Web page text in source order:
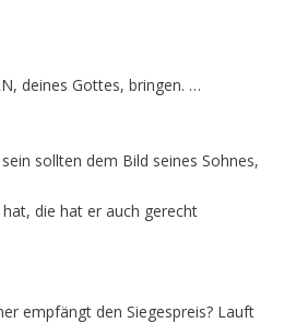
deines Gottes, bringen. …
sollten dem Bild seines Sohnes,
die hat er auch gerecht
empfängt den Siegespreis? Lauft